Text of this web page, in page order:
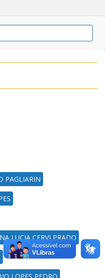
PAGLIARIN
LUCIA CERVI PRADO